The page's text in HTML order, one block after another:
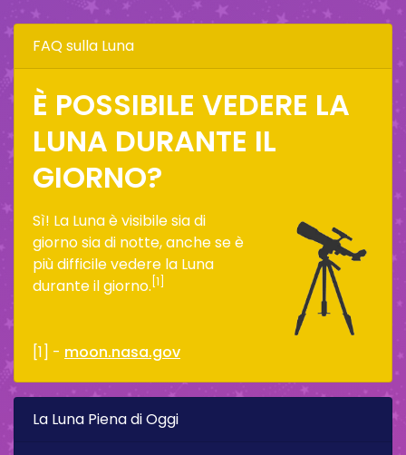
FAQ sulla Luna
È POSSIBILE VEDERE LA
LUNA DURANTE IL
GIORNO?
Sì! La Luna è visibile sia di
giorno sia di notte, anche se è
più difficile vedere la Luna
durante il giorno. [1]
[1] - moon.nasa.gov
La Luna Piena di Oggi